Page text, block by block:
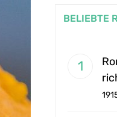
BELIEBTE